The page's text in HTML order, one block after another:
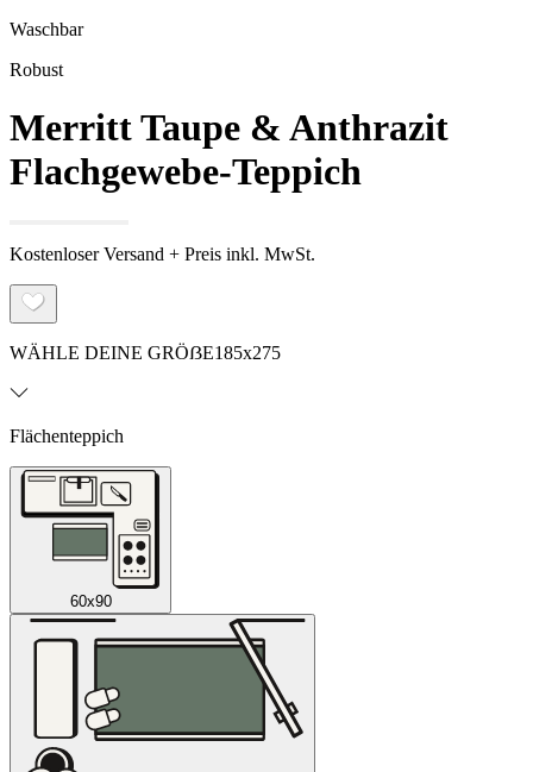
Waschbar
Robust
Merritt Taupe & Anthrazit
Flachgewebe-Teppich
Kostenloser Versand + Preis inkl. MwSt.
WÄHLE DEINE GRÖẞE185x275
Flächenteppich
60x90